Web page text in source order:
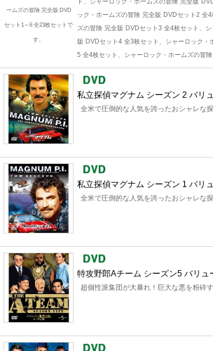
ームズの冒険 完全版 DVD
セット1～6 全23枚セットで
す。
ト、シャーロック・ホームズの冒険 完全版
ック・ホームズの冒険 完全版 DVDセット2 全
ズの冒険 完全版 DVDセット3 全4枚セット、
版 DVDセット4 全3枚セット、シャーロック・
5 全4枚セット、シャーロック・ホームズの冒
私立探偵マグナム シーズン 2 バリ
全米で圧倒的な人気を誇ったおシャレな
私立探偵マグナム シーズン 1 バリ
全米で圧倒的な人気を誇ったおシャレな
特攻野郎Aチーム シーズン5 バリュ
超個性派集団が大暴れ！巨大な悪を粉砕す